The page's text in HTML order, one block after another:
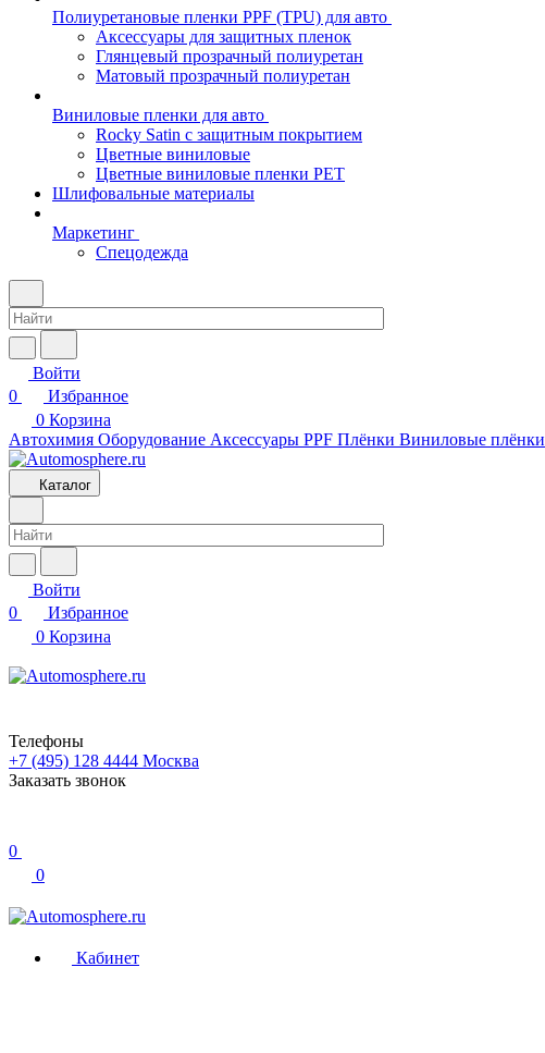
Полиуретановые пленки PPF (TPU) для авто
Аксессуары для защитных пленок
Глянцевый прозрачный полиуретан
Матовый прозрачный полиуретан
Виниловые пленки для авто
Rocky Satin с защитным покрытием
Цветные виниловые
Цветные виниловые пленки PET
Шлифовальные материалы
Маркетинг
Спецодежда
Войти
0
Избранное
0 Корзина
Автохимия Оборудование Аксессуары PPF Плёнки Виниловые плёнки
Каталог
Войти
0
Избранное
0 Корзина
Телефоны
+7 (495) 128 4444 Москва
Заказать звонок
0
0
Кабинет